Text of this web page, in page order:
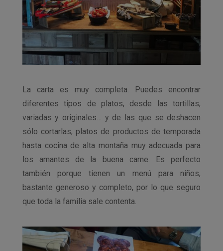
La carta es muy completa. Puedes encontrar
diferentes tipos de platos, desde las tortillas,
variadas y originales… y de las que se deshacen
sólo cortarlas, platos de productos de temporada
hasta cocina de alta montaña muy adecuada para
los amantes de la buena carne. Es perfecto
también porque tienen un menú para niños,
bastante generoso y completo, por lo que seguro
que toda la familia sale contenta.